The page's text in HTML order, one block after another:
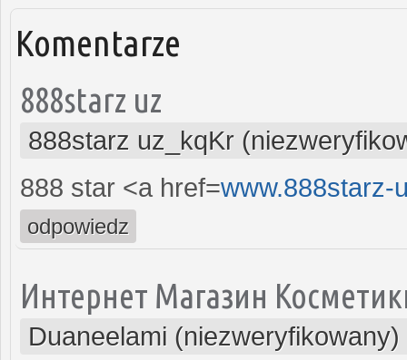
Komentarze
888starz uz
888starz uz_kqKr
888 star <a href=www.888starz-
odpowiedz
Интернет Магазин
Duaneelami (niezweryfikowany)